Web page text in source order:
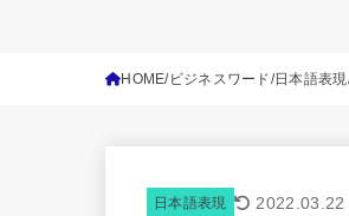
HOME ビジネスワード 日本語表現
日本語表現 2022.03.22